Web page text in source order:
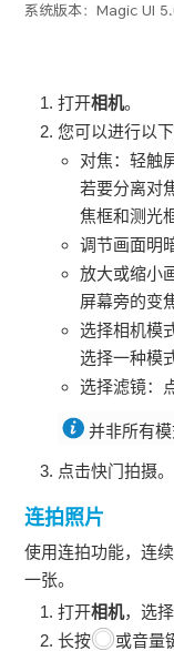
系统版本：Magic UI
打开相机。
您可以进行以下
对焦：轻触
若要分离对
焦框和测光
调节画面明
放大或缩小
屏幕旁的变
选择相机模
选择一种模
选择滤镜：
并非所有
点击快门拍摄。
连拍照片
使用连拍功能，连
一张。
打开相机，选择
长按
或音量